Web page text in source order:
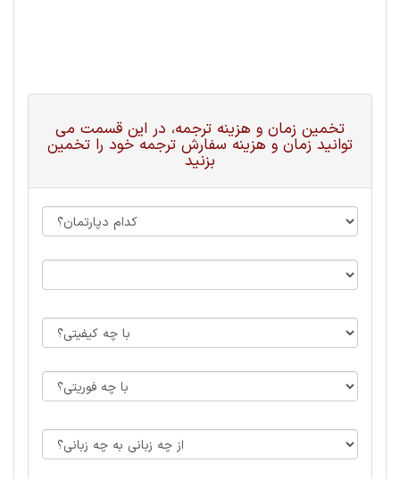
تخمین زمان و هزینه ترجمه، در این قسمت می
توانید زمان و هزینه سفارش ترجمه خود را تخمین
بزنید